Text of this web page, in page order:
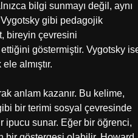
bilgi sunmayı değil, aynı
Vygotsky gibi pedagojik
bireyin çevresini
göstermiştir. Vygotsky
almıştır.
anlam kazanır. Bu kelime,
bir terimi sosyal çevresinde
ipucu sunar. Eğer bir öğrenci,